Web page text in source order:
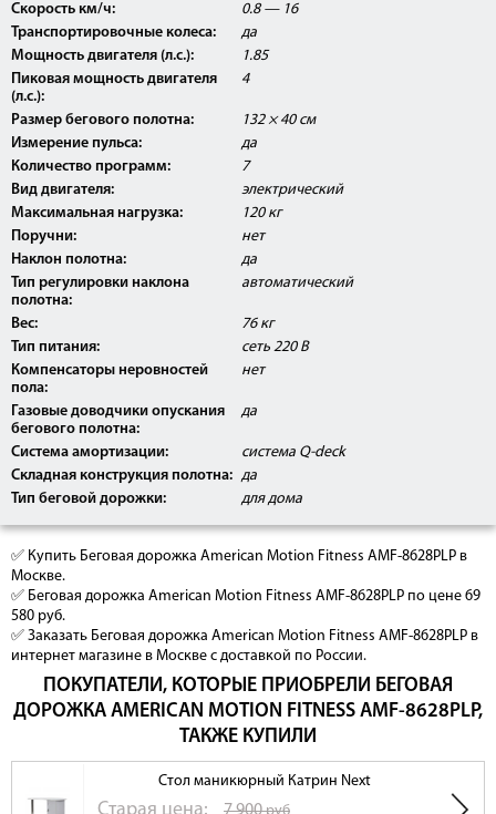
Скорость км/ч:
0.8 — 16
Транспортировочные колеса:
да
Мощность двигателя (л.с.):
1.85
Пиковая мощность двигателя
(л.с.):
4
Размер бегового полотна:
132 × 40 см
Измерение пульса:
да
Количество программ:
7
Вид двигателя:
электрический
Максимальная нагрузка:
120 кг
Поручни:
нет
Наклон полотна:
да
Тип регулировки наклона
полотна:
автоматический
Вес:
76 кг
Тип питания:
сеть 220 В
Компенсаторы неровностей
пола:
нет
Газовые доводчики опускания
бегового полотна:
да
Система амортизации:
система Q-deck
Складная конструкция полотна: да
Тип беговой дорожки:
для дома
✅ Купить Беговая дорожка American Motion Fitness AMF-8628PLP в
Москве.
✅ Беговая дорожка American Motion Fitness AMF-8628PLP по цене 69
580 руб.
✅ Заказать Беговая дорожка American Motion Fitness AMF-8628PLP в
интернет магазине в Москве с доставкой по России.
ПОКУПАТЕЛИ, КОТОРЫЕ ПРИОБРЕЛИ БЕГОВАЯ
ДОРОЖКА AMERICAN MOTION FITNESS AMF-8628PLP,
ТАКЖЕ КУПИЛИ
Стол маникюрный Катрин Next